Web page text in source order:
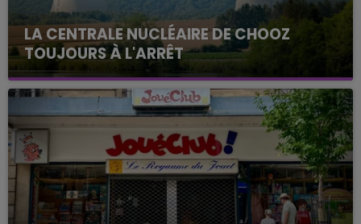
LA CENTRALE NUCLÉAIRE DE CHOOZ
TOUJOURS À L'ARRÊT
Cela fait déjà une semaine que la centrale
nucléaire ardennaise est à l'arrêt. Une situation
justifiée par la sécheresse intense qui est toujours
présente.